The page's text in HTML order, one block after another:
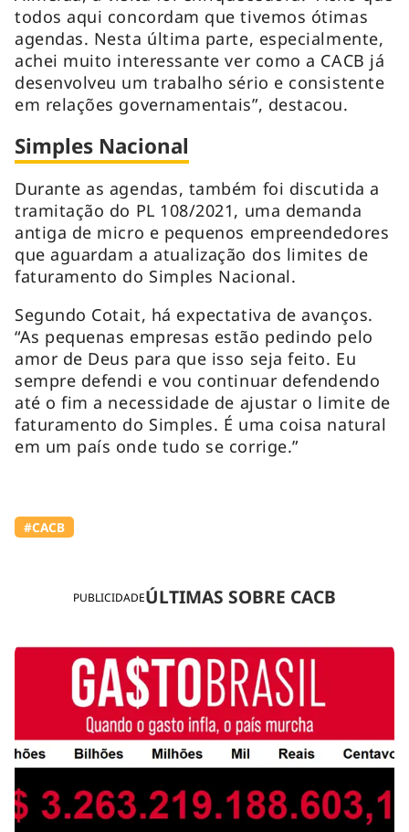
PUBLICIDADEÚLTIMAS SOBRE ⁠CACB
todos aqui concordam que tivemos ótimas
agendas. Nesta última parte, especialmente,
achei muito interessante ver como a CACB já
desenvolveu um trabalho sério e consistente
em relações governamentais”, destacou.
Simples Nacional
Durante as agendas, também foi discutida a
tramitação do PL 108/2021, uma demanda
antiga de micro e pequenos empreendedores
que aguardam a atualização dos limites de
faturamento do Simples Nacional.
Segundo Cotait, há expectativa de avanços.
“As pequenas empresas estão pedindo pelo
amor de Deus para que isso seja feito. Eu
sempre defendi e vou continuar defendendo
até o fim a necessidade de ajustar o limite de
faturamento do Simples. É uma coisa natural
em um país onde tudo se corrige.”
#⁠CACB